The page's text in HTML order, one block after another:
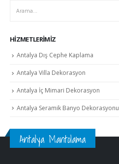
HIZMETLERIMIZ
Antalya Dış Cephe Kaplama
Antalya Villa Dekorasyon
Antalya İç Mimari Dekorasyon
Antalya Seramik Banyo Dekorasyonu
Antalya Mantolama